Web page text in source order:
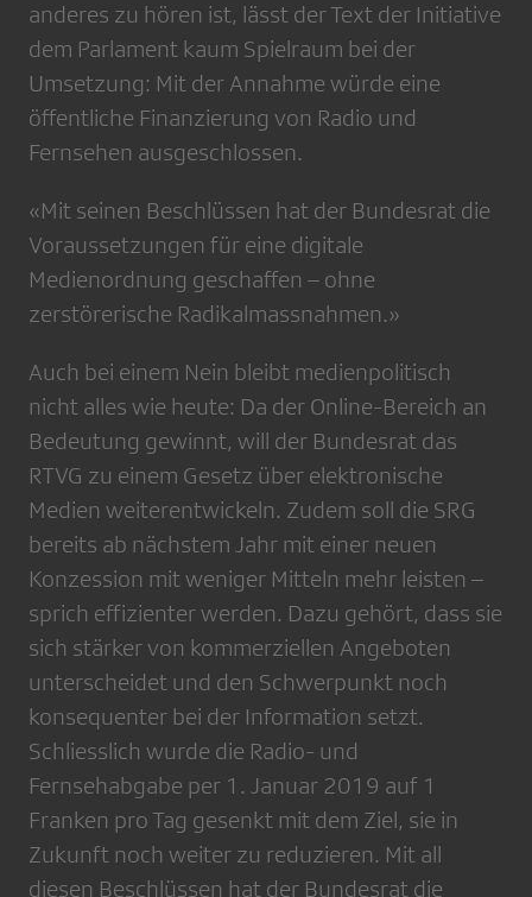
anderes zu hören ist, lässt der Text der Initiative
dem Parlament kaum Spielraum bei der
Umsetzung: Mit der Annahme würde eine
öffentliche Finanzierung von Radio und
Fernsehen ausgeschlossen.
«Mit seinen Beschlüssen hat der Bundesrat die
Voraussetzungen für eine digitale
Medienordnung geschaffen – ohne
zerstörerische Radikalmassnahmen.»
Auch bei einem Nein bleibt medienpolitisch
nicht alles wie heute: Da der Online-Bereich an
Bedeutung gewinnt, will der Bundesrat das
RTVG zu einem Gesetz über elektronische
Medien weiterentwickeln. Zudem soll die SRG
bereits ab nächstem Jahr mit einer neuen
Konzession mit weniger Mitteln mehr leisten –
sprich effizienter werden. Dazu gehört, dass sie
sich stärker von kommerziellen Angeboten
unterscheidet und den Schwerpunkt noch
konsequenter bei der Information setzt.
Schliesslich wurde die Radio- und
Fernsehabgabe per 1. Januar 2019 auf 1
Franken pro Tag gesenkt mit dem Ziel, sie in
Zukunft noch weiter zu reduzieren. Mit all
diesen Beschlüssen hat der Bundesrat die